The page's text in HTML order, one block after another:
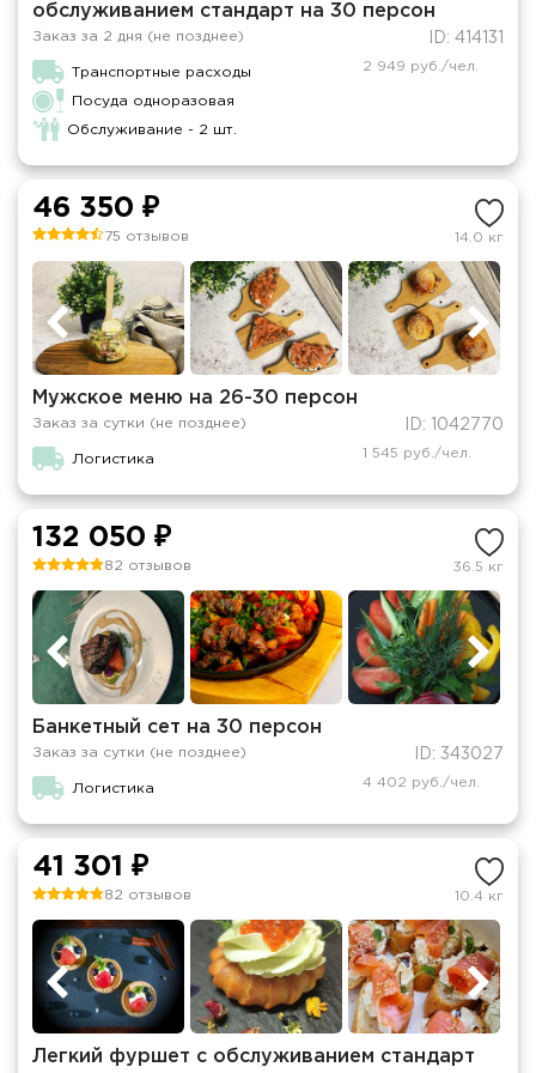
обслуживанием стандарт на 30 персон
Заказ за 2 дня (не позднее) ID: 414131
Транспортные расходы
Посуда одноразовая
Обслуживание - 2 шт.
2 949 руб./чел.
46 350 ₽
75 отзывов 14.0 кг
Мужское меню на 26-30 персон
Заказ за сутки (не позднее) ID: 1042770
Логистика 1 545 руб./чел.
132 050 ₽
82 отзывов 36.5 кг
Банкетный сет на 30 персон
Заказ за сутки (не позднее) ID: 343027
Логистика 4 402 руб./чел.
41 301 ₽
82 отзывов 10.4 кг
Легкий фуршет с обслуживанием стандарт